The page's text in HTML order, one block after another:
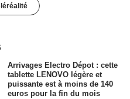
Arrivages Electro Dépot : cette
tablette LENOVO légère et
puissante est à moins de 140
euros pour la fin du mois